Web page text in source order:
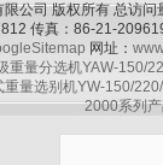
公司 版权所有 总访问
传真：86-21-
网址：
重量分选机YAW-
量选别机YW-150/
2000系列